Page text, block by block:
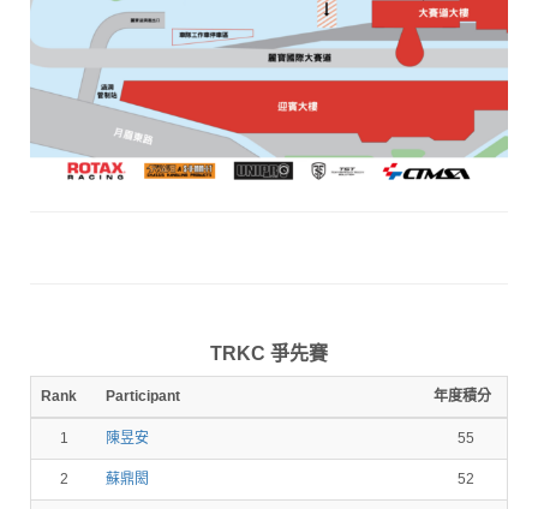
TRKC 爭先賽
Rank Participant 年度積分
1 陳昱安 55
2 蘇鼎閎 52